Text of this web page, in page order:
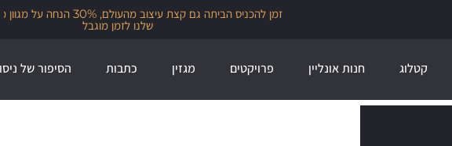
זמן להכניס הביתה גם קצת עיצוב מהעולם, 30% הנחה על מגוון מותגי הייבוא
שלנו לזמן מוגבל
קטלוג חנות אונליין פרויקטים מגזין כתבות הסיפור של ניסו